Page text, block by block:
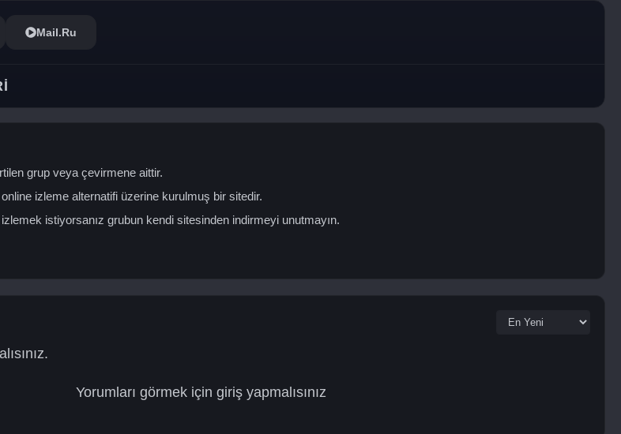
Mail.Ru
grup veya çevirmene aittir.
izleme alternatifi üzerine kurulmuş bir sitedir.
istiyorsanız grubun kendi sitesinden indirmeyi unutmayın.
Yorumları görmek için giriş yapmalısınız